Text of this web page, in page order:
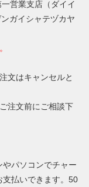
営業支店（ダイイ
ガイシャテヅカヤ
文はキャンセルと
注文前にご相談下
パソコンでチャー
支払いできます。50